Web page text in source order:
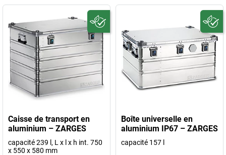
Caisse de transport en
aluminium – ZARGES
capacité 239 l, L x l x h int. 750
x 550 x 580 mm
Boîte universelle en
aluminium IP67 – ZARGES
capacité 157 l